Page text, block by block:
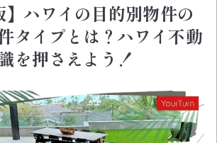
】ハワイの目的別物件の
タイプとは？ハワイ不動
を押さえよう！